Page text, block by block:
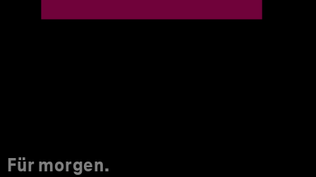
Für morgen.